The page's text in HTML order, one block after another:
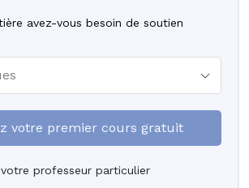
avez-vous besoin de soutien
votre premier cours gratuit
professeur particulier